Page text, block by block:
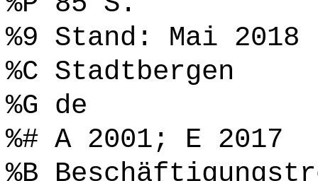
%9 Stand: Mai 2018
%C Stadtbergen
%G de
%# A 2001; E 2017
%B